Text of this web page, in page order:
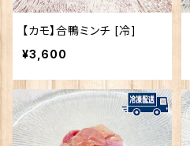
【カモ】合鴨ミンチ [冷]
¥3,600